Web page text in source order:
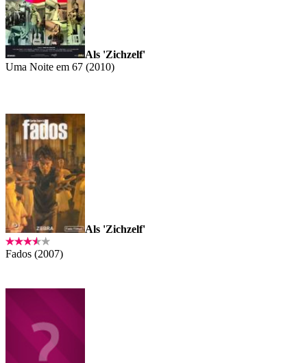
Als 'Zichzelf'
Uma Noite em 67 (2010)
Als 'Zichzelf'
Fados (2007)